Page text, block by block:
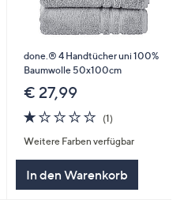
done.® 4 Handtücher uni 100%
Baumwolle 50x100cm
€ 27,99
1.0
von
5
(1)1
Weitere Farben verfügbar
In den Warenkorb